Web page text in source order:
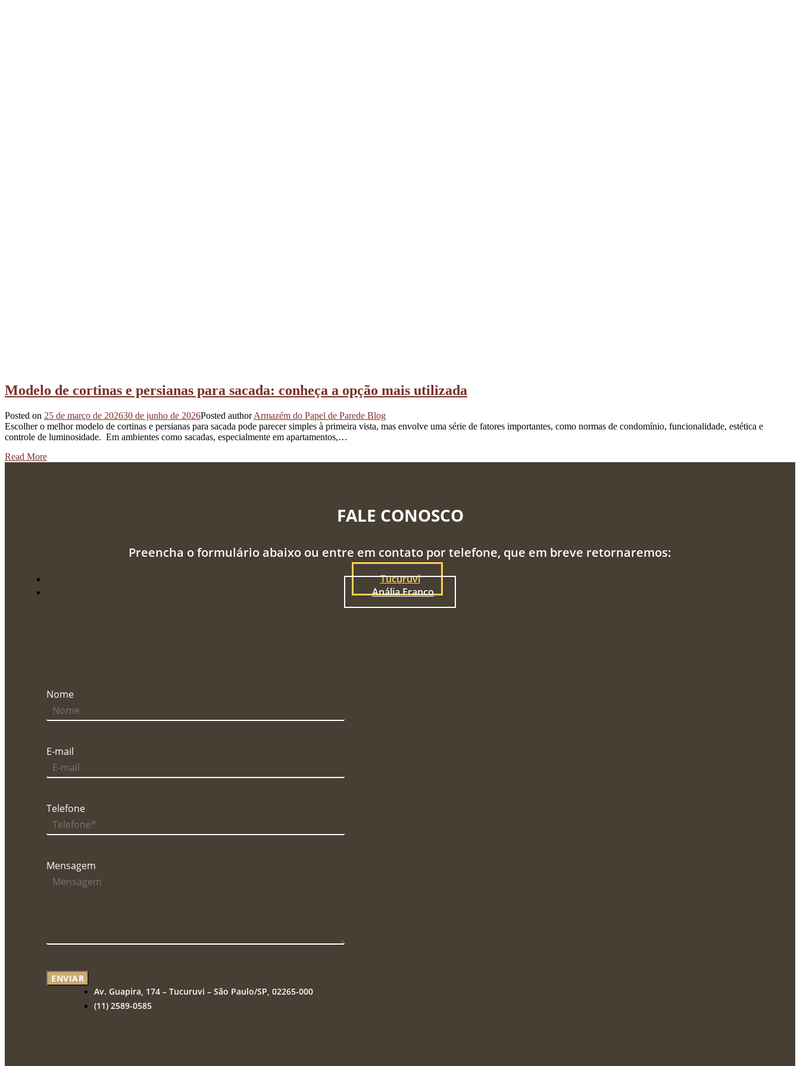
Modelo de cortinas e persianas para sacada: conheça a opção mais utilizada
Posted on 25 de março de 202630 de junho de 2026Posted author Armazém do Papel de Parede Blog
Escolher o melhor modelo de cortinas e persianas para sacada pode parecer simples à primeira vista, mas envolve uma série de fatores importantes, como normas de condomínio, funcionalidade, estética e
controle de luminosidade. Em ambientes como sacadas, especialmente em apartamentos,…
Read More
FALE CONOSCO
Preencha o formulário abaixo ou entre em contato por telefone, que em breve retornaremos:
Tucuruvi
Anália Franco
Nome
E-mail
Telefone
Mensagem
ENVIAR
Av. Guapira, 174 – Tucuruvi – São Paulo/SP, 02265-000
(11) 2589-0585